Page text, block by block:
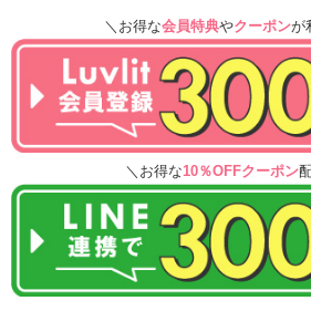
＼お得な会員特典やクーポンが
＼お得な10％OFFクーポン